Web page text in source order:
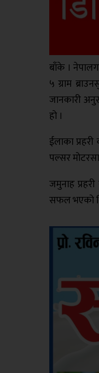
बाँके ।
५ ग्राम
जानकारी
हो ।
ईलाका
पल्सर
जमुनाह
सफल भएको